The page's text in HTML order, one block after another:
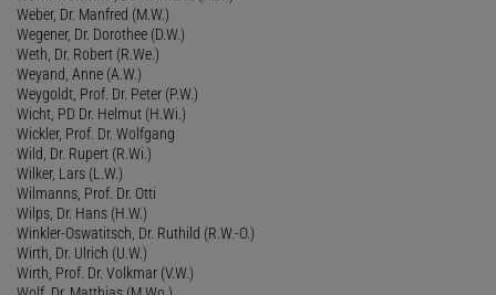
Weber, Dr. Manfred (M.W.)
Wegener, Dr. Dorothee (D.W.)
Weth, Dr. Robert (R.We.)
Weyand, Anne (A.W.)
Weygoldt, Prof. Dr. Peter (P.W.)
Wicht, PD Dr. Helmut (H.Wi.)
Wickler, Prof. Dr. Wolfgang
Wild, Dr. Rupert (R.Wi.)
Wilker, Lars (L.W.)
Wilmanns, Prof. Dr. Otti
Wilps, Dr. Hans (H.W.)
Winkler-Oswatitsch, Dr. Ruthild (R.W.-O.)
Wirth, Dr. Ulrich (U.W.)
Wirth, Prof. Dr. Volkmar (V.W.)